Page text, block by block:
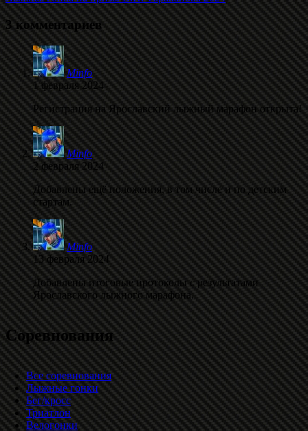
3 комментариев
Minfo
1 февраля 2024
Регистрация на Ярославский лыжный марафон открыта!
Minfo
2 февраля 2024
Добавлены ещё положения, в том числе и по детским
стартам.
Minfo
13 февраля 2024
Добавлены итоговые протоколы с результатами
Ярославского лыжного марафона.
Соревнования
Все соревнования
Лыжные гонки
Бег/кросс
Триатлон
Велогонки